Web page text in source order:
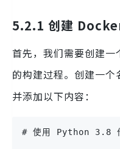
5.2.1 创建
首先，我们需要创建
的构建过程。创建一个
并添加以下内容：
# 使用 Python 3.8